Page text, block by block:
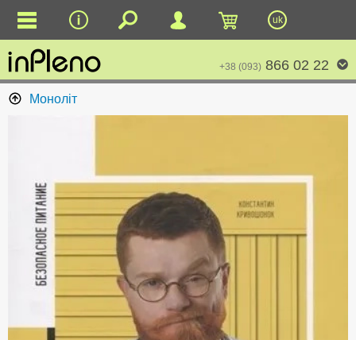
uk
+38 (093) 866 02 22
Моноліт